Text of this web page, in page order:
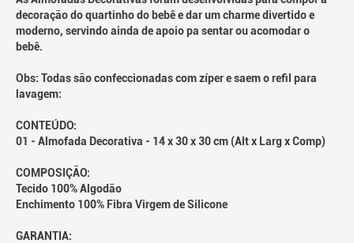
decoração do quartinho do bebê e dar um charme divertido e
moderno, servindo ainda de apoio pa sentar ou acomodar o
bebê.
Obs: Todas são confeccionadas com zíper e saem o refil para
lavagem:
CONTEÚDO:
01 - Almofada Decorativa - 14 x 30 x 30 cm (Alt x Larg x Comp)
COMPOSIÇÃO:
Tecido 100% Algodão
Enchimento 100% Fibra Virgem de Silicone
GARANTIA: